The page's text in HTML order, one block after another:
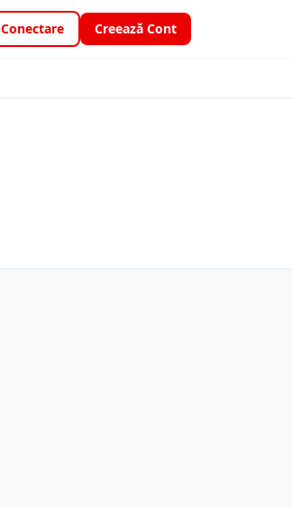
Conectare Creează Cont